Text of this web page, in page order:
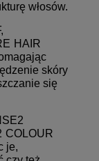
włosów.
HAIR
skóry
się
COLOUR
je,